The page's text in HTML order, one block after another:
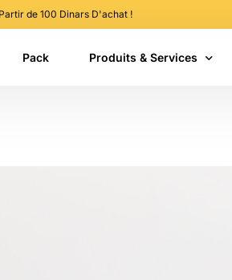
de 100 Dinars D'achat !
Pack Produits & Services